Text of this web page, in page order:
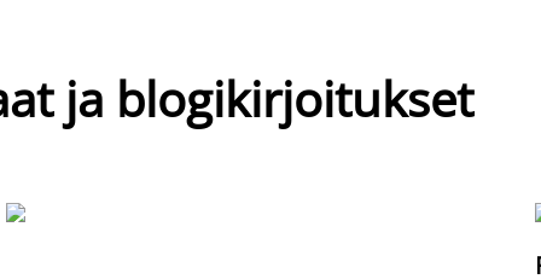
ja blogikirjoitukset